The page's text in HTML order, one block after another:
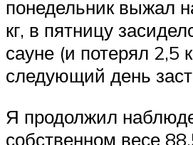
понедельник выжал
кг, в пятницу
сауне (и потерял 2,5
следующий день
Я продолжил
собственном весе